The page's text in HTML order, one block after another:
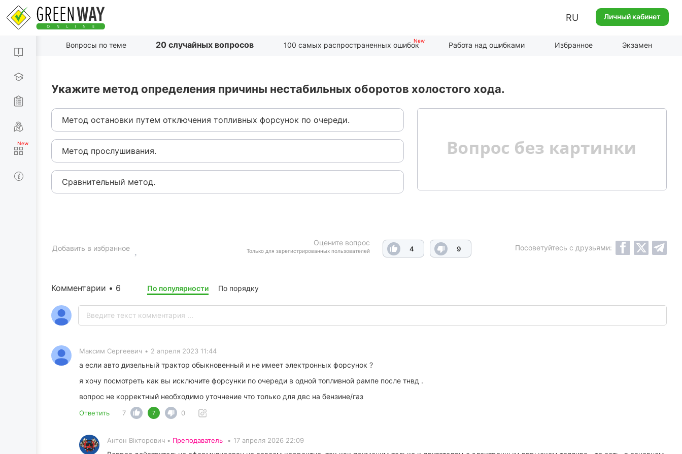
RU Личный кабинет
Вопросы по теме 20 случайных вопросов 100 самых распространенных ошибок Работа над ошибками Избранное Экзамен
Укажите метод определения причины нестабильных оборотов холостого хода.
Метод остановки путем отключения топливных форсунок по очереди.
Метод прослушивания.
Сравнительный метод.
Оцените вопрос
Только для зарегистрированных пользователей 4 9
Добавить в избранное Посоветуйтесь с друзьями:
Комментарии • 6 По популярности По порядку
Максим Сергеевич • 2 апреля 2023 11:44
а если авто дизельный трактор обыкновенный и не имеет электронных форсунок ?
я хочу посмотреть как вы исключите форсунки по очереди в одной топливной рампе после тнвд .
вопрос не корректный необходимо уточнение что только для двс на бензине/газ
Ответить 7 7 0
Антон Вікторович • Преподаватель • 17 апреля 2026 22:09